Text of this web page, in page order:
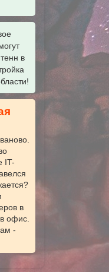
в
IT-
в
офис.
-